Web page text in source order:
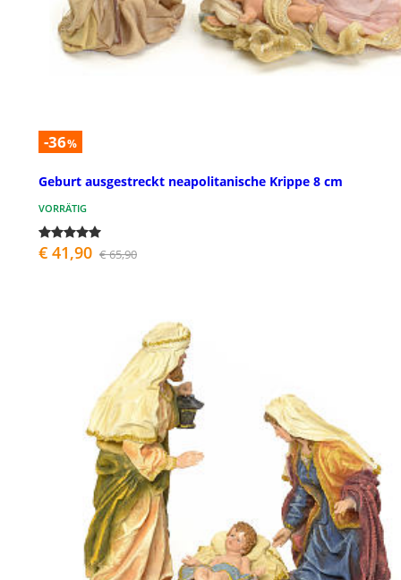
-36%
Geburt ausgestreckt neapolitanische Krippe 8 cm
VORRÄTIG
€ 41,90 € 65,90